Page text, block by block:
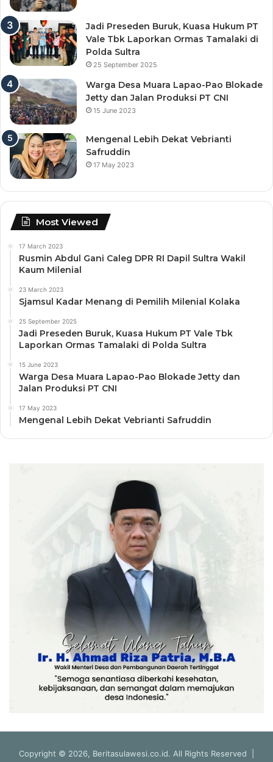
Jadi Preseden Buruk, Kuasa Hukum PT
Vale Tbk Laporkan Ormas Tamalaki di
Polda Sultra
25 September 2025
Warga Desa Muara Lapao-Pao Blokade
Jetty dan Jalan Produksi PT CNI
15 June 2023
Mengenal Lebih Dekat Vebrianti
Safruddin
17 May 2023
Most Viewed
17 March 2023
Rusmin Abdul Gani Caleg DPR RI Dapil Sultra Wakil
Kaum Milenial
23 March 2023
Sjamsul Kadar Menang di Pemilih Milenial Kolaka
25 September 2025
Jadi Preseden Buruk, Kuasa Hukum PT Vale Tbk
Laporkan Ormas Tamalaki di Polda Sultra
15 June 2023
Warga Desa Muara Lapao-Pao Blokade Jetty dan
Jalan Produksi PT CNI
17 May 2023
Mengenal Lebih Dekat Vebrianti Safruddin
Copyright © 2026, Beritasulawesi.co.id. All Rights Reserved |